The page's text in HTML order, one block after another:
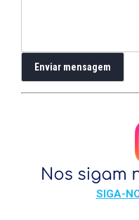
SIGA-